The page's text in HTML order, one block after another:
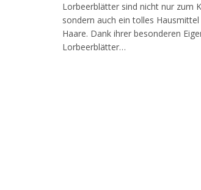
Lorbeerblätter sind nicht nur zum
sondern auch ein tolles
Haare. Dank ihrer besonderen
Lorbeerblätter…